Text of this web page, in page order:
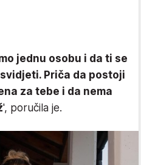
jednu osobu i da ti se
Priča da postoji
za tebe i da nema
', poručila je.